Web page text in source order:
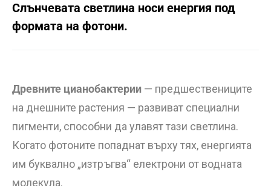
Слънчевата светлина носи енергия под
формата на фотони.
Древните цианобактерии — предшествениците
на днешните растения — развиват специални
пигменти, способни да улавят тази светлина.
Когато фотоните попаднат върху тях, енергията
им буквално „изтръгва“ електрони от водната
молекула.